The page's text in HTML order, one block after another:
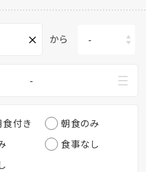
× から
-
食付き
朝食のみ
食事なし